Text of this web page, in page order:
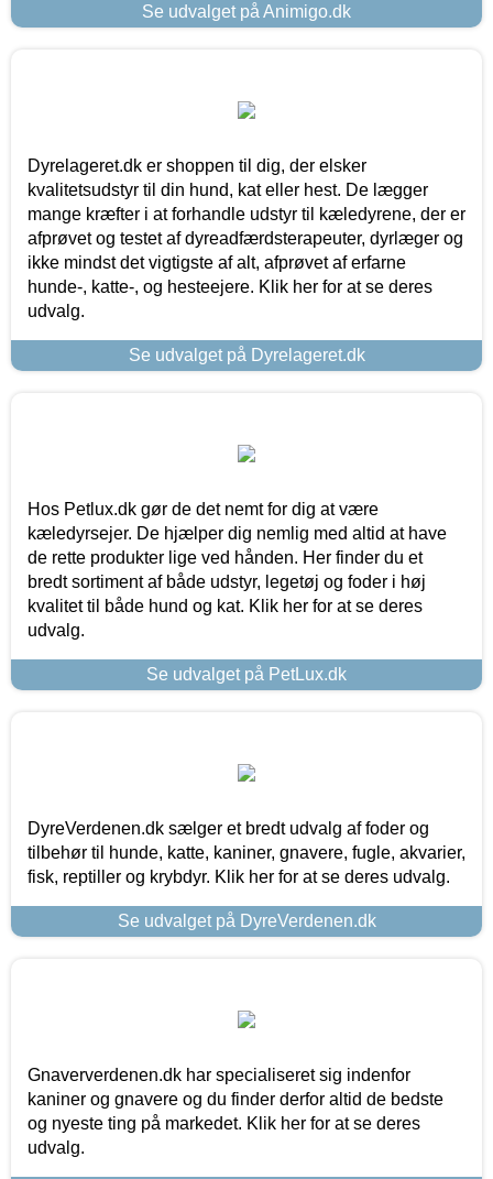
Se udvalget på Animigo.dk
Dyrelageret.dk er shoppen til dig, der elsker
kvalitetsudstyr til din hund, kat eller hest. De lægger
mange kræfter i at forhandle udstyr til kæledyrene, der er
afprøvet og testet af dyreadfærdsterapeuter, dyrlæger og
ikke mindst det vigtigste af alt, afprøvet af erfarne
hunde-, katte-, og hesteejere. Klik her for at se deres
udvalg.
Se udvalget på Dyrelageret.dk
Hos Petlux.dk gør de det nemt for dig at være
kæledyrsejer. De hjælper dig nemlig med altid at have
de rette produkter lige ved hånden. Her finder du et
bredt sortiment af både udstyr, legetøj og foder i høj
kvalitet til både hund og kat. Klik her for at se deres
udvalg.
Se udvalget på PetLux.dk
DyreVerdenen.dk sælger et bredt udvalg af foder og
tilbehør til hunde, katte, kaniner, gnavere, fugle, akvarier,
fisk, reptiller og krybdyr. Klik her for at se deres udvalg.
Se udvalget på DyreVerdenen.dk
Gnaververdenen.dk har specialiseret sig indenfor
kaniner og gnavere og du finder derfor altid de bedste
og nyeste ting på markedet. Klik her for at se deres
udvalg.